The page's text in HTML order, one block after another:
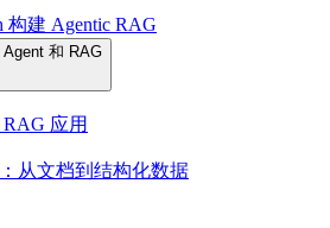
构建 Agentic RAG
和 RAG
应用
从文档到结构化数据